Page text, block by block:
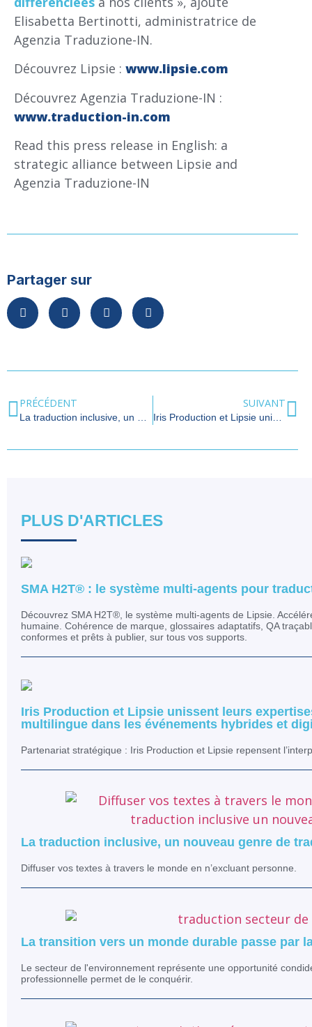
Elisabetta Bertinotti, administratrice de
Agenzia Traduzione-IN.
Découvrez Lipsie : www.lipsie.com
Découvrez Agenzia Traduzione-IN :
www.traduction-in.com
Read this press release in English: a
strategic alliance between Lipsie and
Agenzia Traduzione-IN
Partager sur
PRÉCÉDENT
La traduction inclusive, un nouveau genre de traduction
SUIVANT
Iris Production et Lipsie unissent leurs expertises pour redéfinir l’interprétariat multilingue dans les événements hybrides et digitaux
PLUS D'ARTICLES
SMA H2T® : le système multi-agents pour
Découvrez SMA H2T®, le système multi-agents de Lipsie.
humaine. Cohérence de marque, glossaires adaptatifs, QA
conformes et prêts à publier, sur tous vos supports.
Iris Production et Lipsie unissent leurs
multilingue dans les événements hybrides et
Partenariat stratégique : Iris Production et Lipsie repensent
La traduction inclusive, un nouveau genre de
Diffuser vos textes à travers le monde en n’excluant personne.
La transition vers un monde durable passe par
Le secteur de l'environnement représente une opportunité
professionnelle permet de le conquérir.